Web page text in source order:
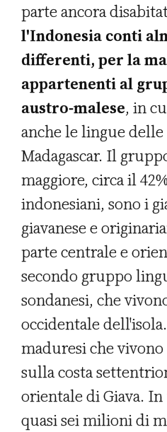
parte ancora
l'Indonesia conti
differenti, per la
appartenenti al
austro-malese, in
anche le lingue
Madagascar. Il
maggiore, circa il
indonesiani, sono i
giavanese e
parte centrale e
secondo gruppo
sondanesi, che
occidentale
maduresi che vivono
sulla costa
orientale di Giava.
quasi sei milioni di